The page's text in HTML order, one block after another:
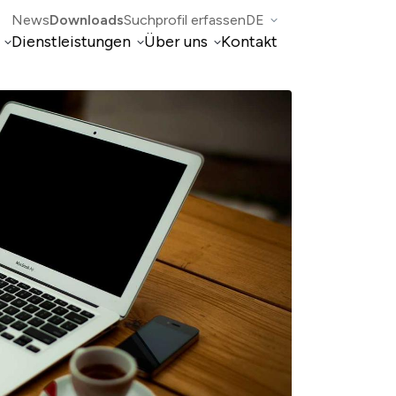
NewsDownloadsSuchprofil erfassenDE
EN
IT
Dienstleistungen Über uns Kontakt